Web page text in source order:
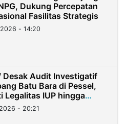
Dukung Percepatan
Fasilitas Strategis
- 14:20
Desak Audit Investigatif
Batu Bara di Pessel,
Legalitas IUP hingga
- 20:21